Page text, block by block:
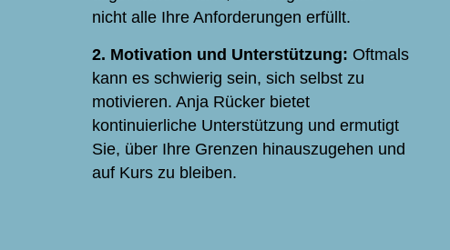
nicht alle Ihre Anforderungen erfüllt.
2. Motivation und Unterstützung: Oftmals
kann es schwierig sein, sich selbst zu
motivieren. Anja Rücker bietet
kontinuierliche Unterstützung und ermutigt
Sie, über Ihre Grenzen hinauszugehen und
auf Kurs zu bleiben.